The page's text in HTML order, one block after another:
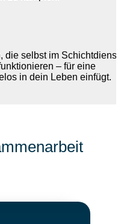
die selbst im Schichtdienst
– für eine
in dein Leben einfügt.